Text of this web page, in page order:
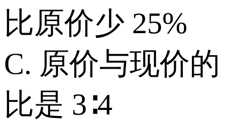
比原价少 25%
C. 原价与现价的
比是 3∶4